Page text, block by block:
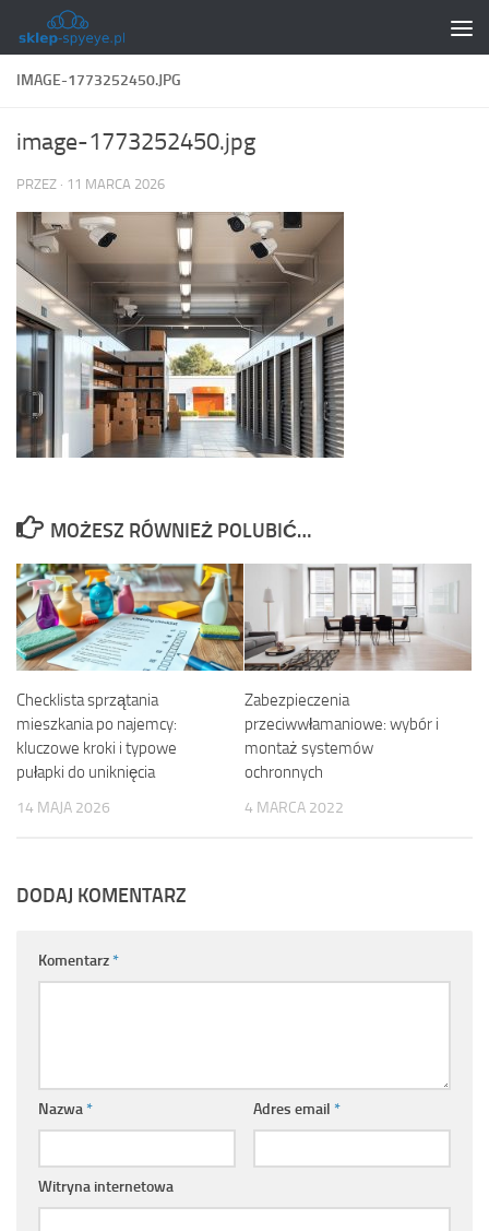
Skip to content
IMAGE-1773252450.JPG
image-1773252450.jpg
PRZEZ · 11 MARCA 2026
MOŻESZ RÓWNIEŻ POLUBIĆ…
Checklista sprzątania
mieszkania po najemcy:
kluczowe kroki i typowe
pułapki do uniknięcia
14 MAJA 2026
Zabezpieczenia
przeciwwłamaniowe: wybór i
montaż systemów
ochronnych
4 MARCA 2022
DODAJ KOMENTARZ
Komentarz*
Nazwa* Adres email *
Witryna internetowa